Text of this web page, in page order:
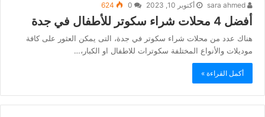
أكتوبر 10, 2023 624
أفضل 4 محلات شراء سكوتر للأطفال في جدة
هناك عدد من محلات شراء سكوتر في جدة، التى يمكن العثور على كافة
موديلات والأنواع المختلفة سكوترات للاطفال او الكبار،…
أكمل القراءة »